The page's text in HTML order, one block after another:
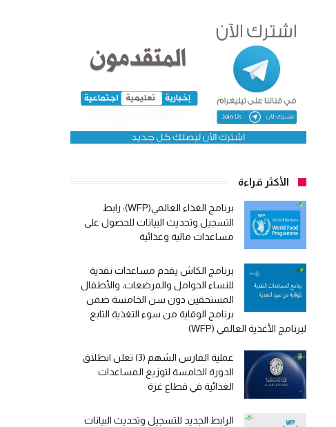
الأكثر قراءة
برنامج الغذاء العالمي(WFP): رابط
التسجيل وتحديث البيانات للحصول على
مساعدات مالية وغذائية
برنامج الكاش يقدم مساعدات نقدية
للنساء الحوامل والمرضعات، والأطفال
المستحقين دون سن الخامسة ضمن
برنامج الوقاية من سوء التغذية التابع
لبرنامج الأغذية العالمي (WFP)
عملية الفارس الشهم (3) تعلن انطلاق
الدورة الخامسة لتوزيع المساعدات
الغذائية في قطاع غزة
الرابط الجديد للتسجيل وتحديث البيانات